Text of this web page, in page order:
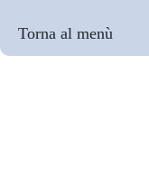
Torna al menù